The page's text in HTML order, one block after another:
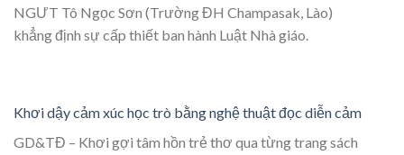
NGƯT Tô Ngọc Sơn (Trường ĐH Champasak, Lào)
khẳng định sự cấp thiết ban hành Luật Nhà giáo.
Khơi dậy cảm xúc học trò bằng nghệ thuật đọc diễn cảm
GD&TĐ – Khơi gợi tâm hồn trẻ thơ qua từng trang sách